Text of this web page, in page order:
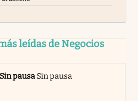
leídas de Negocios
Sin pausa Sin pausa